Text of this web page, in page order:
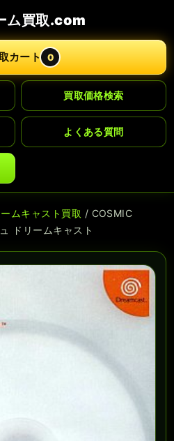
ム買取.com
カート 0
買取価格検索
よくある質問
ームキャスト買取 / COSMIC
ドリームキャスト